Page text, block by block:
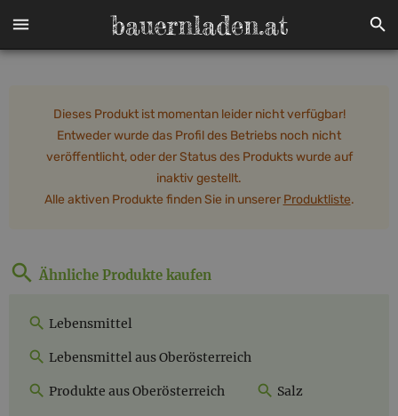
Dieses Produkt ist momentan leider nicht verfügbar!
Entweder wurde das Profil des Betriebs noch nicht
veröffentlicht, oder der Status des Produkts wurde auf
inaktiv gestellt.
Alle aktiven Produkte finden Sie in unserer Produktliste.
Ähnliche Produkte kaufen
Lebensmittel
Lebensmittel aus Oberösterreich
Produkte aus Oberösterreich Salz